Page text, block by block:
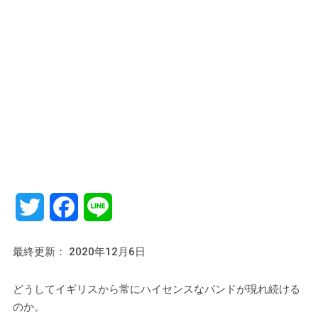
Twitter Facebook
最終更新： 2020年12月6日
どうしてイギリスから常にハイセンスなバンドが現れ続ける
のか。